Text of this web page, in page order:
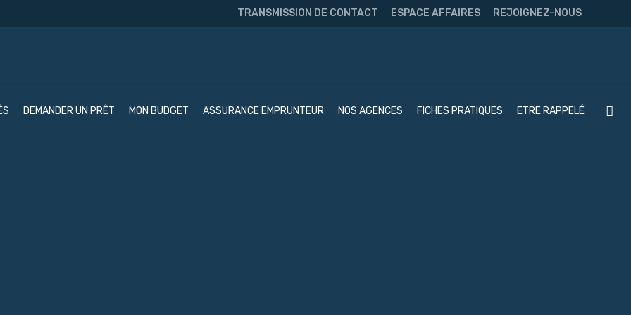
TRANSMISSION DE CONTACT ESPACE AFFAIRES REJOIGNEZ-NOUS
DEMANDER UN PRÊT MON BUDGET ASSURANCE EMPRUNTEUR NOS AGENCES FICHES PRATIQUES ETRE RAPPELÉ